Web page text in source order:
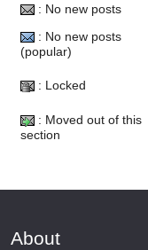
: No new posts
: No new posts
(popular)
: Locked
: Moved out of this
section
About